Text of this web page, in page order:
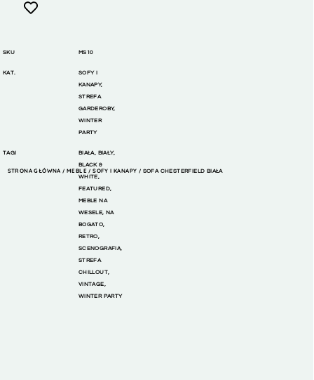
SKU MS10
KAT.
SOFY I
KANAPY,
STREFA
GARDEROBY,
WINTER
PARTY
TAGI BIAŁA BIAŁY,
BLACK &
WHITE
FEATURED,
MEBLE NA
WESELE NA
BOGATO
RETRO
SCENOGRAFIA
STREFA
CHILLOUT,
VINTAGE
WINTER PARTY
STRONA GŁÓWNA /MEBLE /SOFY I KANAPY / SOFA CHESTERFIELD BIAŁA